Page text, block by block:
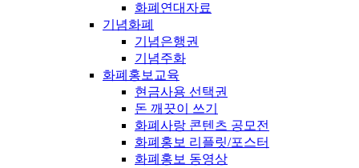
화폐연대자료
기념화폐
기념은행권
기념주화
화폐홍보교육
현금사용 선택권
돈 깨끗이 쓰기
화폐사랑 콘텐츠 공모전
화폐홍보 리플릿/포스터
화폐홍보 동영상